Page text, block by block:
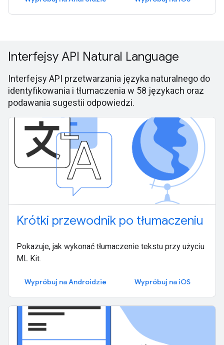
Interfejsy API Natural Language
Interfejsy API przetwarzania języka naturalnego do
identyfikowania i tłumaczenia w 58 językach oraz
podawania sugestii odpowiedzi.
Krótki przewodnik po tłumaczeniu
Pokazuje, jak wykonać tłumaczenie tekstu przy użyciu
ML Kit.
Wypróbuj na Androidzie Wypróbuj na iOS